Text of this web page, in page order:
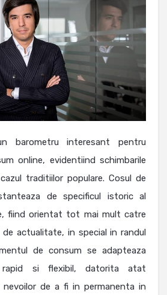
barometru interesant pentru
online, evidentiind schimbarile
traditiilor populare. Cosul de
de specificul istoric al
fiind orientat tot mai mult catre
actualitate, in special in randul
de consum se adapteaza
si flexibil, datorita atat
de a fi in permanenta in